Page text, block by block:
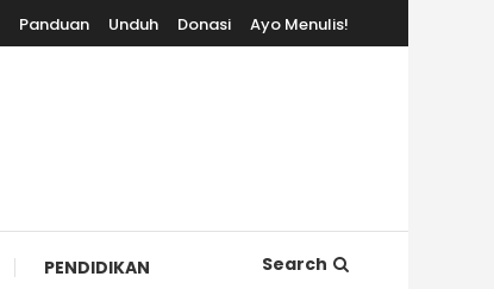
Panduan Unduh Donasi Ayo Menulis!
PENDIDIKAN Search